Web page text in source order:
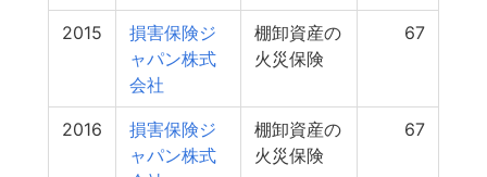
2015
損害保険ジ
ャパン株式
会社
棚卸資産の
火災保険
67
2016
損害保険ジ
ャパン株式
棚卸資産の
火災保険
67